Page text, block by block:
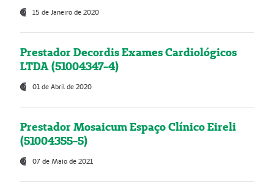
15 de Janeiro de 2020
Prestador Decordis Exames Cardiológicos
LTDA (51004347-4)
01 de Abril de 2020
Prestador Mosaicum Espaço Clínico Eireli
(51004355-5)
07 de Maio de 2021